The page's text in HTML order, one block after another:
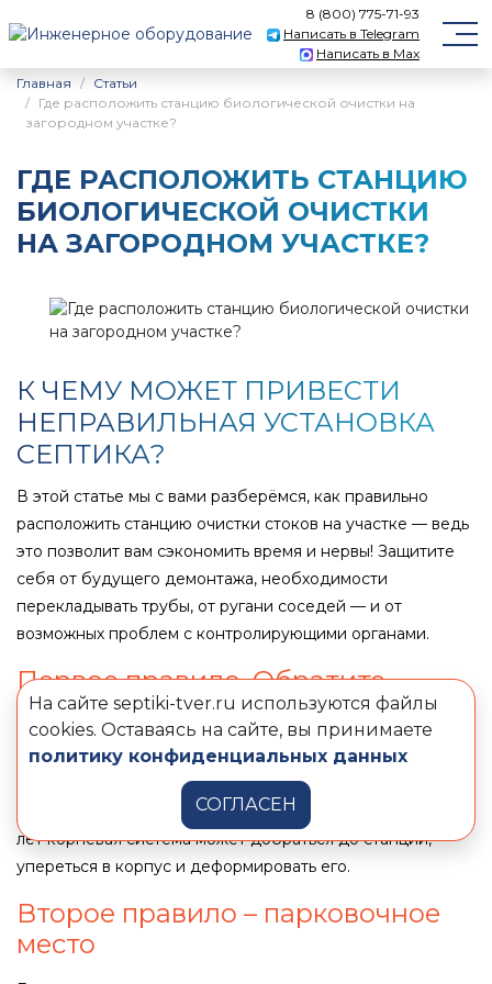
8 (800) 775-71-93
Написать в Telegram
Написать в Max
Главная
Статьи
Где расположить станцию биологической очистки на
загородном участке?
ГДЕ РАСПОЛОЖИТЬ СТАНЦИЮ
БИОЛОГИЧЕСКОЙ ОЧИСТКИ
НА ЗАГОРОДНОМ УЧАСТКЕ?
К ЧЕМУ МОЖЕТ ПРИВЕСТИ
НЕПРАВИЛЬНАЯ УСТАНОВКА
СЕПТИКА?
В этой статье мы с вами разберёмся, как правильно
расположить станцию очистки стоков на участке — ведь
это позволит вам сэкономить время и нервы! Защитите
себя от будущего демонтажа, необходимости
перекладывать трубы, от ругани соседей — и от
возможных проблем с контролирующими органами.
Первое правило. Обратите
внимание на деревья на участке
Септик могут повредить корни деревьев. У некоторых
деревьев корни растут вниз, у других – вширь. Если вы
установили септик среди деревьев – то через несколько
лет корневая система может добраться до станции,
упереться в корпус и деформировать его.
Второе правило – парковочное
место
На сайте septiki-tver.ru используются файлы
cookies. Оставаясь на сайте, вы принимаете
политику конфиденциальных данных
СОГЛАСЕН